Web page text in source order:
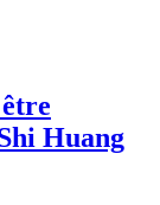
Huang